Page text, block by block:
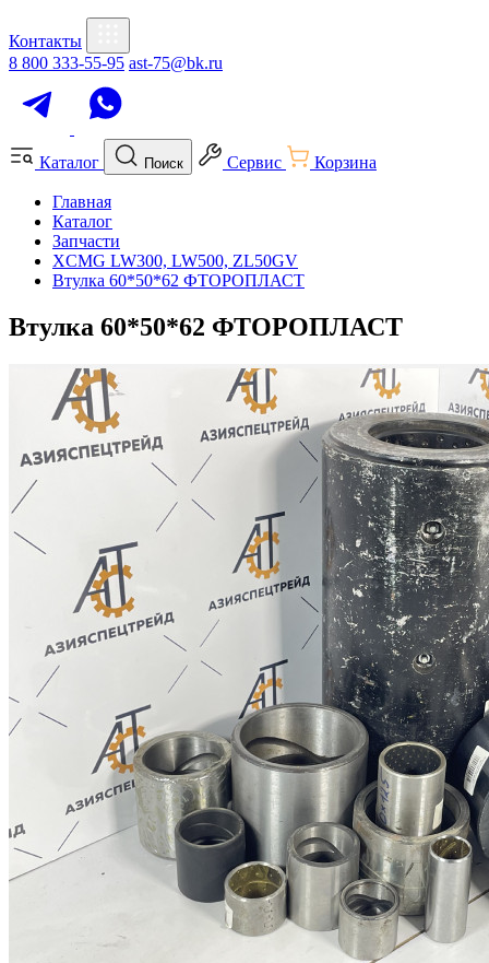
Контакты
8 800 333-55-95 ast-75@bk.ru
Каталог Поиск Сервис Корзина
Главная
Каталог
Запчасти
XCMG LW300, LW500, ZL50GV
Втулка 60*50*62 ФТОРОПЛАСТ
Втулка 60*50*62 ФТОРОПЛАСТ